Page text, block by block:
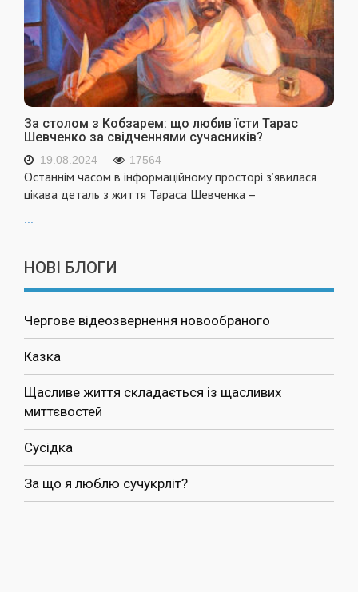
За столом з Кобзарем: що любив їсти Тарас
Шевченко за свідченнями сучасників?
19.08.2024 17564
Останнім часом в інформаційному просторі з’явилася
цікава деталь з життя Тараса Шевченка –
НОВІ БЛОГИ
Чергове відеозвернення новообраного
Казка
Щасливе життя складається із щасливих
миттєвостей
Сусідка
За що я люблю сучукрліт?